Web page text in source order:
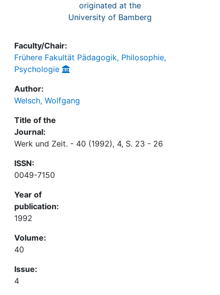
originated at the
University of Bamberg
Faculty/Chair:
Frühere Fakultät Pädagogik, Philosophie,
Psychologie
Author:
Welsch, Wolfgang
Title of the
Journal:
Werk und Zeit. - 40 (1992), 4, S. 23 - 26
ISSN:
0049-7150
Year of
publication:
1992
Volume:
40
Issue:
4